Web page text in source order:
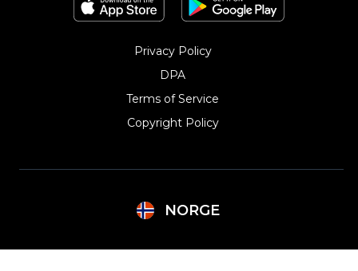
Privacy Policy
DPA
Terms of Service
Copyright Policy‎
NORGE